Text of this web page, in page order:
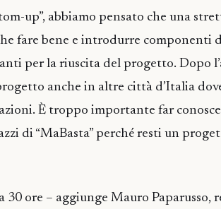
up”, abbiamo pensato che una
fare bene e introdurre componenti
per la riuscita del progetto. Dopo
anche in altre città d’Italia
È troppo importante far
di “MaBasta” perché resti un
ore – aggiunge Mauro Paparusso,